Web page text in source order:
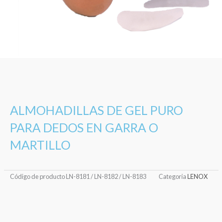
ALMOHADILLAS DE GEL PURO
PARA DEDOS EN GARRA O
MARTILLO
Código de productoLN-8181 / LN-8182 / LN-8183 CategoriaLENOX